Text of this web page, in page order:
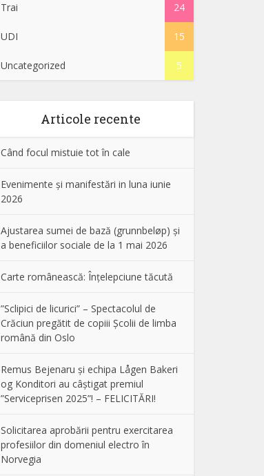
Trai 24
UDI 15
Uncategorized 5
Articole recente
Când focul mistuie tot în cale
Evenimente și manifestări in luna iunie
2026
Ajustarea sumei de bază (grunnbeløp) și
a beneficiilor sociale de la 1 mai 2026
Carte românească: Înțelepciune tăcută
”Sclipici de licurici” – Spectacolul de
Crăciun pregătit de copiii Școlii de limba
română din Oslo
Remus Bejenaru și echipa Lågen Bakeri
og Konditori au câștigat premiul
”Serviceprisen 2025”! – FELICITĂRI!
Solicitarea aprobării pentru exercitarea
profesiilor din domeniul electro în
Norvegia